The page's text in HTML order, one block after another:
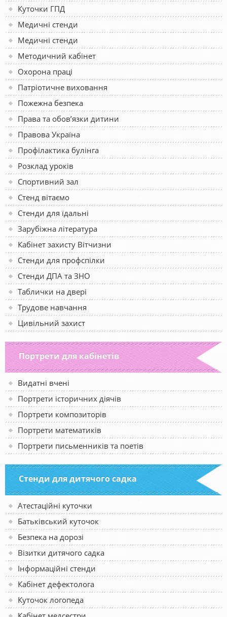
Куточки ГПД
Медичні стенди
Медичні стенди
Методичний кабінет
Охорона праці
Патріотичне виховання
Пожежна безпека
Права та обов’язки дитини
Правова Україна
Профілактика булінга
Розклад уроків
Спортивний зал
Стенд вітаємо
Стенди для їдальні
Зарубіжна література
Кабінет захисту Вітчизни
Стенди для профспілки
Стенди ДПА та ЗНО
Таблички на двері
Трудове навчання
Цивільний захист
Портрети для кабінетів
Видатні вчені
Портрети історичних діячів
Портрети композиторів
Портрети математиків
Портрети письменників та поетів
Стенди для дитячого садка
Атестаційні куточки
Батьківський куточок
Безпека на дорозі
Візитки дитячого садка
Інформаційні стенди
Кабінет дефектолога
Куточок логопеда